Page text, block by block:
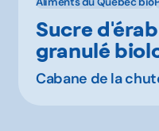
Sucre
granulé
Cabane de la